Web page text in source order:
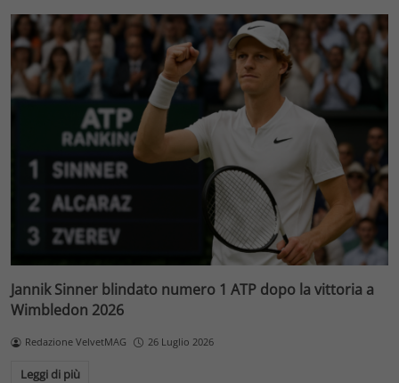
Jannik Sinner blindato numero 1 ATP dopo la vittoria a
Wimbledon 2026
Redazione VelvetMAG 26 Luglio 2026
Leggi di più